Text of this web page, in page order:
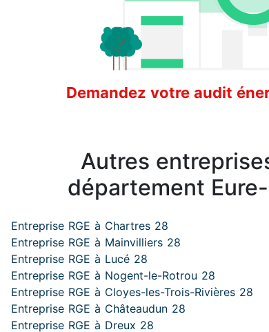
Demandez votre audit
Autres
département
Entreprise RGE à Chartres 28
Entreprise RGE à Mainvilliers 28
Entreprise RGE à Lucé 28
Entreprise RGE à Nogent-le-Rotrou 28
Entreprise RGE à Cloyes-les-Trois-Rivières 28
Entreprise RGE à Châteaudun 28
Entreprise RGE à Dreux 28